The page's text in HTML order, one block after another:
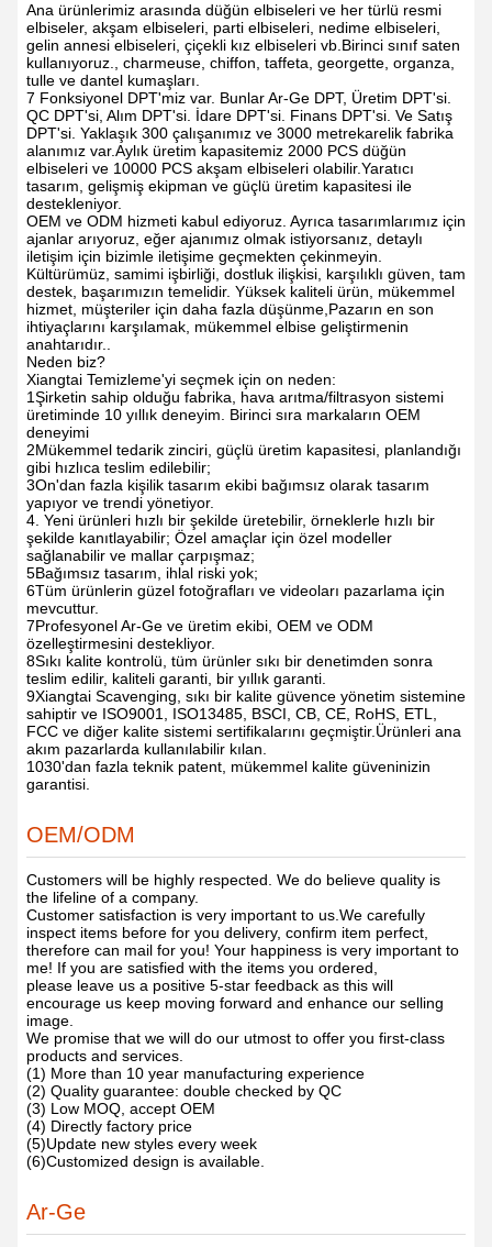
Ana ürünlerimiz arasında düğün elbiseleri ve her türlü resmi
elbiseler, akşam elbiseleri, parti elbiseleri, nedime elbiseleri,
gelin annesi elbiseleri, çiçekli kız elbiseleri vb.Birinci sınıf saten
kullanıyoruz., charmeuse, chiffon, taffeta, georgette, organza,
tulle ve dantel kumaşları.
7 Fonksiyonel DPT'miz var. Bunlar Ar-Ge DPT, Üretim DPT'si.
QC DPT'si, Alım DPT'si. İdare DPT'si. Finans DPT'si. Ve Satış
DPT'si. Yaklaşık 300 çalışanımız ve 3000 metrekarelik fabrika
alanımız var.Aylık üretim kapasitemiz 2000 PCS düğün
elbiseleri ve 10000 PCS akşam elbiseleri olabilir.Yaratıcı
tasarım, gelişmiş ekipman ve güçlü üretim kapasitesi ile
destekleniyor.
OEM ve ODM hizmeti kabul ediyoruz. Ayrıca tasarımlarımız için
ajanlar arıyoruz, eğer ajanımız olmak istiyorsanız, detaylı
iletişim için bizimle iletişime geçmekten çekinmeyin.
Kültürümüz, samimi işbirliği, dostluk ilişkisi, karşılıklı güven, tam
destek, başarımızın temelidir. Yüksek kaliteli ürün, mükemmel
hizmet, müşteriler için daha fazla düşünme,Pazarın en son
ihtiyaçlarını karşılamak, mükemmel elbise geliştirmenin
anahtarıdır..
Neden biz?
Xiangtai Temizleme'yi seçmek için on neden:
1Şirketin sahip olduğu fabrika, hava arıtma/filtrasyon sistemi
üretiminde 10 yıllık deneyim. Birinci sıra markaların OEM
deneyimi
2Mükemmel tedarik zinciri, güçlü üretim kapasitesi, planlandığı
gibi hızlıca teslim edilebilir;
3On'dan fazla kişilik tasarım ekibi bağımsız olarak tasarım
yapıyor ve trendi yönetiyor.
4. Yeni ürünleri hızlı bir şekilde üretebilir, örneklerle hızlı bir
şekilde kanıtlayabilir; Özel amaçlar için özel modeller
sağlanabilir ve mallar çarpışmaz;
5Bağımsız tasarım, ihlal riski yok;
6Tüm ürünlerin güzel fotoğrafları ve videoları pazarlama için
mevcuttur.
7Profesyonel Ar-Ge ve üretim ekibi, OEM ve ODM
özelleştirmesini destekliyor.
8Sıkı kalite kontrolü, tüm ürünler sıkı bir denetimden sonra
teslim edilir, kaliteli garanti, bir yıllık garanti.
9Xiangtai Scavenging, sıkı bir kalite güvence yönetim sistemine
sahiptir ve ISO9001, ISO13485, BSCI, CB, CE, RoHS, ETL,
FCC ve diğer kalite sistemi sertifikalarını geçmiştir.Ürünleri ana
akım pazarlarda kullanılabilir kılan.
1030'dan fazla teknik patent, mükemmel kalite güveninizin
garantisi.
OEM/ODM
Customers will be highly respected. We do believe quality is
the lifeline of a company.
Customer satisfaction is very important to us.We carefully
inspect items before for you delivery, confirm item perfect,
therefore can mail for you! Your happiness is very important to
me! If you are satisfied with the items you ordered,
please leave us a positive 5-star feedback as this will
encourage us keep moving forward and enhance our selling
image.
We promise that we will do our utmost to offer you first-class
products and services.
(1) More than 10 year manufacturing experience
(2) Quality guarantee: double checked by QC
(3) Low MOQ, accept OEM
(4) Directly factory price
(5)Update new styles every week
(6)Customized design is available.
Ar-Ge